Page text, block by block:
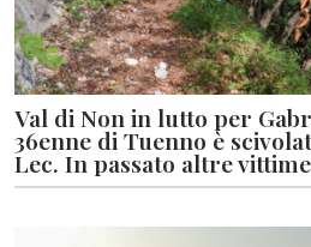
Val di Non in lutto per
36enne di Tuenno è
Lec. In passato altre vittime